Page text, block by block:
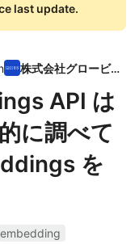
last update.
株式会社グロービス
API は
に調べて
を
embedding